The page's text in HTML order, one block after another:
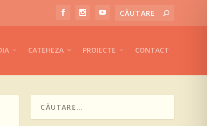
CATEHEZA PROIECTE CONTACT